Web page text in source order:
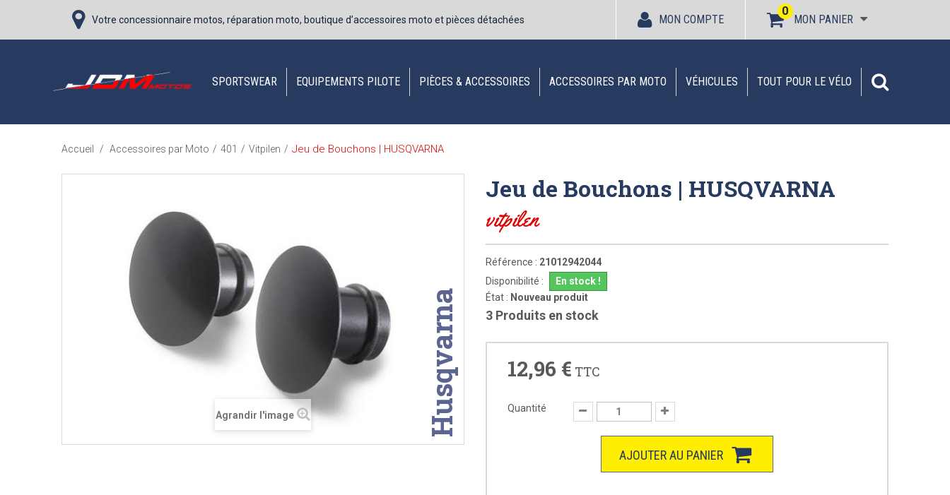
Votre concessionnaire motos, réparation moto, boutique d’accessoires moto et pièces détachées MON PANIER
0
MON COMPTE
SPORTSWEAR EQUIPEMENTS PILOTE PIÈCES & ACCESSOIRES ACCESSOIRES PAR MOTO VÉHICULES TOUT POUR LE VÉLO
Accueil / Accessoires par Moto / 401 / Vitpilen / Jeu de Bouchons | HUSQVARNA
Agrandir l'image Husqvarna
Jeu de Bouchons | HUSQVARNA
vitpilen
Référence : 21012942044
Disponibilité :
En stock !
État : Nouveau produit
3 Produits en stock
12,96 € TTC
Quantité
AJOUTER AU PANIER